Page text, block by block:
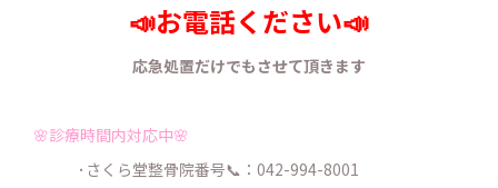
📣お電話ください📣
応急処置だけでもさせて頂きます
🌸診療時間内対応中🌸
･さくら堂整骨院番号📞：042-994-8001